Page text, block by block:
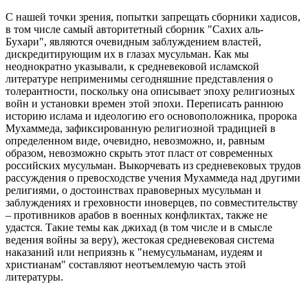
С нашей точки зрения, попытки запрещать сборники хадисов,
в том числе самый авторитетный сборник "Сахих аль-
Бухари", являются очевидным заблуждением властей,
дискредитирующим их в глазах мусульман. Как мы
неоднократно указывали, к средневековой исламской
литературе неприменимы сегодняшние представления о
толерантности, поскольку она описывает эпоху религиозных
войн и установки времен этой эпохи. Переписать раннюю
историю ислама и идеологию его основоположника, пророка
Мухаммеда, зафиксированную религиозной традицией в
определенном виде, очевидно, невозможно, и, равным
образом, невозможно скрыть этот пласт от современных
российских мусульман. Выкорчевать из средневековых трудов
рассуждения о превосходстве учения Мухаммеда над другими
религиями, о достоинствах правоверных мусульман и
заблуждениях и греховности иноверцев, по совместительству
– противников арабов в военных конфликтах, также не
удастся. Такие темы как джихад (в том числе и в смысле
ведения войны за веру), жестокая средневековая система
наказаний или неприязнь к "немусульманам, иудеям и
христианам" составляют неотъемлемую часть этой
литературы.